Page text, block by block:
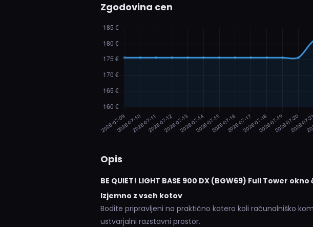
Zgodovina cen
Opis
BE QUIET! LIGHT BASE 900 DX (BGW69) Full Tower
Izjemno z vseh kotov
Bodite pripravljeni na praktično katero koli računalniško
ustvarjalni razstavni prostor.